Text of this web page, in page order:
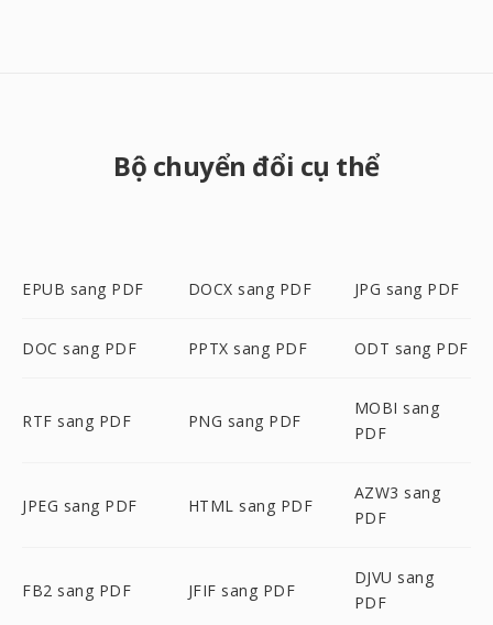
Bộ chuyển đổi cụ thể
EPUB sang PDF DOCX sang PDF JPG sang PDF
DOC sang PDF PPTX sang PDF ODT sang PDF
RTF sang PDF PNG sang PDF
MOBI sang
PDF
JPEG sang PDF HTML sang PDF
AZW3 sang
PDF
FB2 sang PDF JFIF sang PDF
DJVU sang
PDF